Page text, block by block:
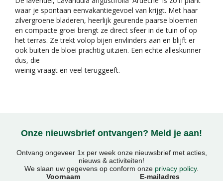
waar je spontaan eenvakantiegevoel van krijgt. Met haar
zilvergroene bladeren, heerlijk geurende paarse bloemen
en compacte groei brengt ze direct sfeer in de tuin of op
het terras. Ze trekt volop bijen envlinders aan en blijft er
ook buiten de bloei prachtig uitzien. Een echte alleskunner
dus, die
weinig vraagt en veel teruggeeft.
Onze nieuwsbrief ontvangen? Meld je aan!
Ontvang ongeveer 1x per week onze nieuwsbrief met acties,
nieuws & activiteiten!
We slaan uw gegevens op conform onze privacy policy.
Voornaam
E-mailadres